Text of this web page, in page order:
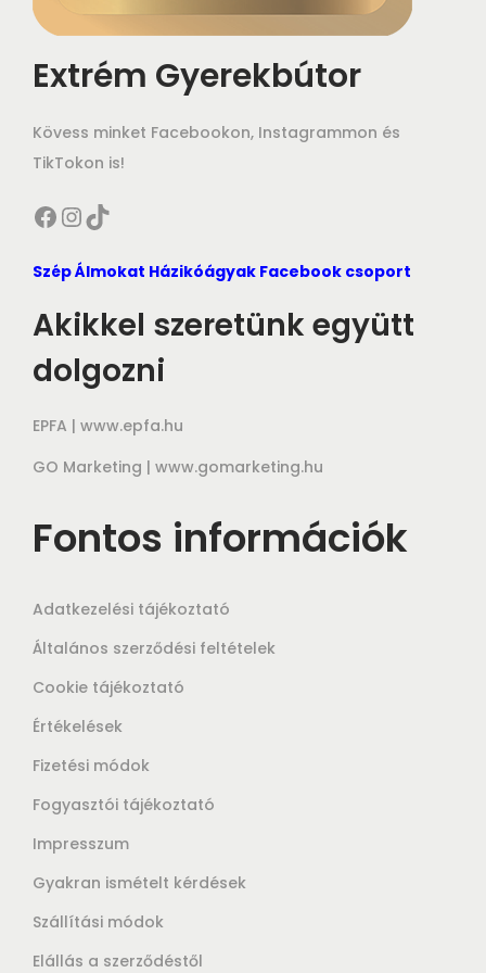
Extrém Gyerekbútor
Kövess minket Facebookon, Instagrammon és
TikTokon is!
Facebook InstagramTikTok
Szép Álmokat Házikóágyak Facebook csoport
Akikkel szeretünk együtt
dolgozni
EPFA | www.epfa.hu
GO Marketing | www.gomarketing.hu
Fontos információk
Adatkezelési tájékoztató
Általános szerződési feltételek
Cookie tájékoztató
Értékelések
Fizetési módok
Fogyasztói tájékoztató
Impresszum
Gyakran ismételt kérdések
Szállítási módok
Elállás a szerződéstől